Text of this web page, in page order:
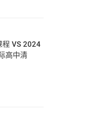
程 VS 2024
高中清